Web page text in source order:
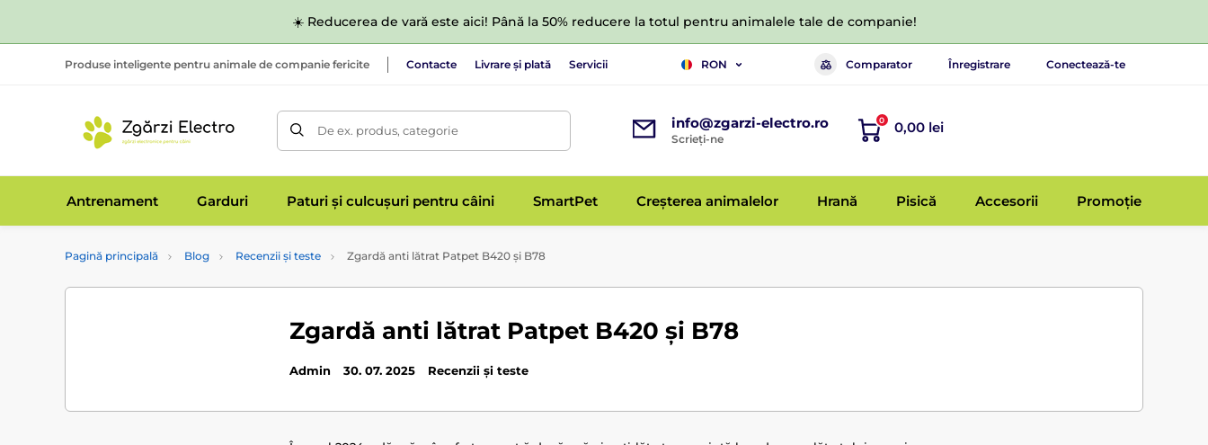
☀️ Reducerea de vară este aici! Până la 50% reducere la totul pentru animalele tale de companie!
Produse inteligente pentru animale de companie fericite Contacte Livrare și plată Servicii RON Comparator Înregistrare Conectează-te
De ex. produs, categorie info@zgarzi-electro.ro
Scrieți-ne
0 0,00 lei
Antrenament Garduri Paturi și culcușuri pentru câini SmartPet Creșterea animalelor Hrană Pisică Accesorii Promoție
Pagină principală Blog Recenzii și teste Zgardă anti lătrat Patpet B420 și B78
Zgardă anti lătrat Patpet B420 și B78
Admin 30. 07. 2025 Recenzii și teste